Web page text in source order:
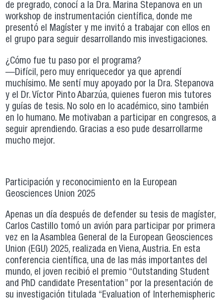
de pregrado, conocí a la Dra. Marina Stepanova en un
workshop de instrumentación científica, donde me
presentó el Magíster y me invitó a trabajar con ellos en
el grupo para seguir desarrollando mis investigaciones.
¿Cómo fue tu paso por el programa?
—Difícil, pero muy enriquecedor ya que aprendí
muchísimo. Me sentí muy apoyado por la Dra. Stepanova
y el Dr. Víctor Pinto Abarzúa, quienes fueron mis tutores
y guías de tesis. No solo en lo académico, sino también
en lo humano. Me motivaban a participar en congresos, a
seguir aprendiendo. Gracias a eso pude desarrollarme
mucho mejor.
Participación y reconocimiento en la European
Geosciences Union 2025
Apenas un día después de defender su tesis de magíster,
Carlos Castillo tomó un avión para participar por primera
vez en la Asamblea General de la European Geosciences
Union (EGU) 2025, realizada en Viena, Austria. En esta
conferencia científica, una de las más importantes del
mundo, el joven recibió el premio “Outstanding Student
and PhD candidate Presentation” por la presentación de
su investigación titulada “Evaluation of Interhemispheric